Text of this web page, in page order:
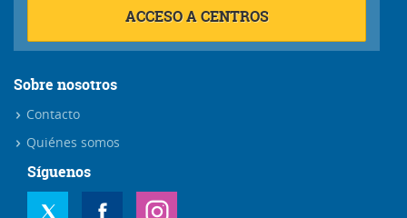
ACCESO A CENTROS
Sobre nosotros
Contacto
Quiénes somos
Síguenos